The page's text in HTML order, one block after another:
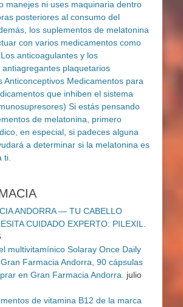
ANDORRA — TU CABELLO
CUIDADO EXPERTO: PILEXIL.
multivitamínico Solaray Once Daily
Farmacia Andorra, 90 cápsulas
en Gran Farmacia Andorra.
julio
de vitamina B12 de la marca